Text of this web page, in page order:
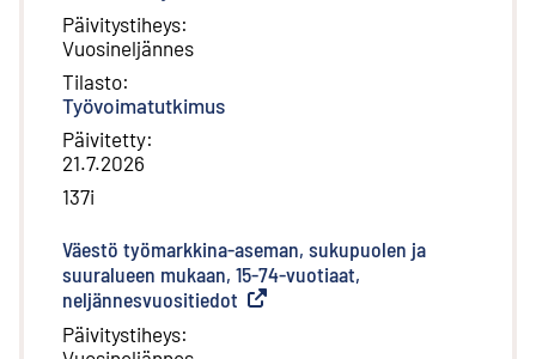
Päivitystiheys:
Vuosineljännes
Tilasto:
Työvoimatutkimus
Päivitetty:
21.7.2026
137i
Väestö työmarkkina-aseman, sukupuolen ja
suuralueen mukaan, 15-74-vuotiaat,
neljännesvuositiedot Ulkoinen linkki
Päivitystiheys: